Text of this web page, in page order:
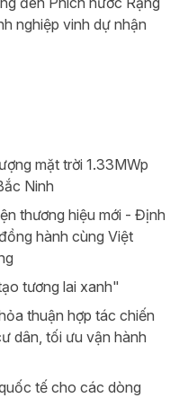
nghiệp vinh dự nhận
mặt trời 1.33MWp
Ninh
thương hiệu mới - Định
hành cùng Việt
tương lai xanh"
thuận hợp tác chiến
dân, tối ưu vận hành
tế cho các dòng